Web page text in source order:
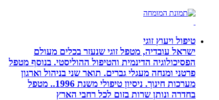
טיפול ויעוץ זוגי
ישראל עובדיה, מטפל זוגי שנעזר בכלים מעולם
הפסיכולוגיה הדינמית והטיפול ההוליסטי. בנוסף מטפל
פרטני ומנחה מעגלי גברים. תואר שני בניהול וארגון
מערכות חינוך. ניסיון טיפולי משנת 1996.. מטפל
בחדרה ונותן שרות בזום לכל רחבי הארץ